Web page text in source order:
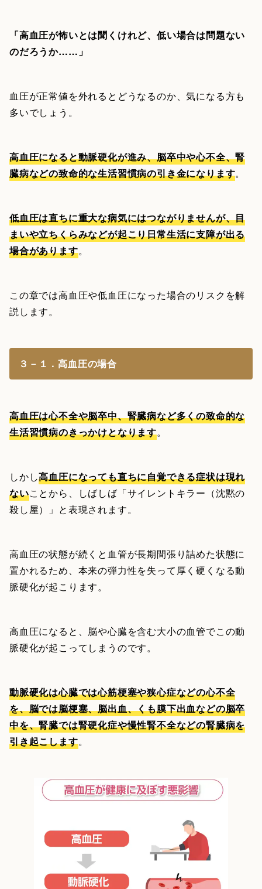
「高血圧が怖いとは聞くけれど、低い場合は問題ない
のだろうか……」
血圧が正常値を外れるとどうなるのか、気になる方も
多いでしょう。
高血圧になると動脈硬化が進み、脳卒中や心不全、腎
臓病などの致命的な生活習慣病の引き金になります。
低血圧は直ちに重大な病気にはつながりませんが、目
まいや立ちくらみなどが起こり日常生活に支障が出る
場合があります。
この章では高血圧や低血圧になった場合のリスクを解
説します。
３－１．高血圧の場合
高血圧は心不全や脳卒中、腎臓病など多くの致命的な
生活習慣病のきっかけとなります。
しかし高血圧になっても直ちに自覚できる症状は現れ
ないことから、しばしば「サイレントキラー（沈黙の
殺し屋）」と表現されます。
高血圧の状態が続くと血管が長期間張り詰めた状態に
置かれるため、本来の弾力性を失って厚く硬くなる動
脈硬化が起こります。
高血圧になると、脳や心臓を含む大小の血管でこの動
脈硬化が起こってしまうのです。
動脈硬化は心臓では心筋梗塞や狭心症などの心不全
を、脳では脳梗塞、脳出血、くも膜下出血などの脳卒
中を、腎臓では腎硬化症や慢性腎不全などの腎臓病を
引き起こします。